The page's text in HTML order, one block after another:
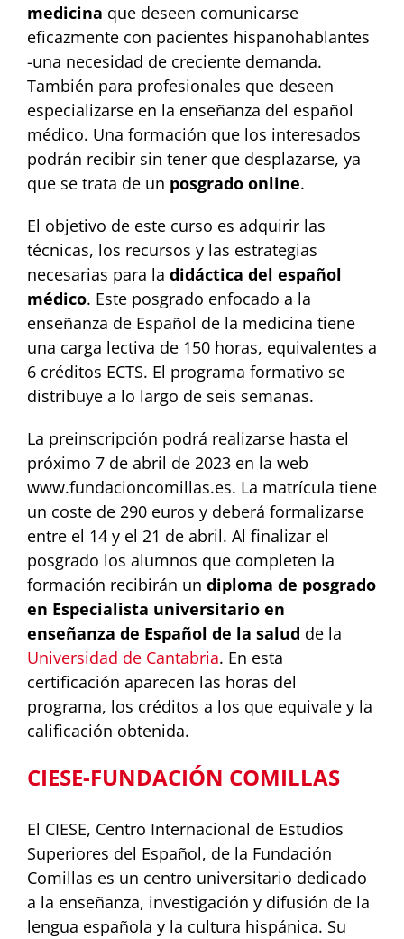
medicina que deseen comunicarse
eficazmente con pacientes hispanohablantes
-una necesidad de creciente demanda.
También para profesionales que deseen
especializarse en la enseñanza del español
médico. Una formación que los interesados
podrán recibir sin tener que desplazarse, ya
que se trata de un posgrado online.
El objetivo de este curso es adquirir las
técnicas, los recursos y las estrategias
necesarias para la didáctica del español
médico. Este posgrado enfocado a la
enseñanza de Español de la medicina tiene
una carga lectiva de 150 horas, equivalentes a
6 créditos ECTS. El programa formativo se
distribuye a lo largo de seis semanas.
La preinscripción podrá realizarse hasta el
próximo 7 de abril de 2023 en la web
www.fundacioncomillas.es. La matrícula tiene
un coste de 290 euros y deberá formalizarse
entre el 14 y el 21 de abril. Al finalizar el
posgrado los alumnos que completen la
formación recibirán un diploma de posgrado
en Especialista universitario en
enseñanza de Español de la salud de la
Universidad de Cantabria. En esta
certificación aparecen las horas del
programa, los créditos a los que equivale y la
calificación obtenida.
CIESE-FUNDACIÓN COMILLAS
El CIESE, Centro Internacional de Estudios
Superiores del Español, de la Fundación
Comillas es un centro universitario dedicado
a la enseñanza, investigación y difusión de la
lengua española y la cultura hispánica. Su